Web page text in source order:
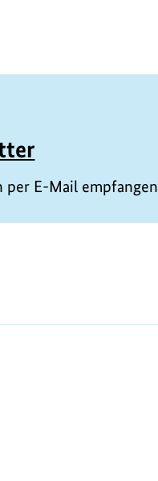
per E-Mail empfangen